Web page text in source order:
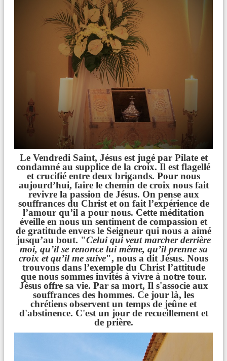
Le Vendredi Saint, Jésus est jugé par Pilate et
condamné au supplice de la croix. Il est flagellé
et crucifié entre deux brigands. Pour nous
aujourd’hui, faire le chemin de croix nous fait
revivre la passion de Jésus. On pense aux
souffrances du Christ et on fait l’expérience de
l’amour qu’il a pour nous. Cette méditation
éveille en nous un sentiment de compassion et
de gratitude envers le Seigneur qui nous a aimé
jusqu’au bout. "Celui qui veut marcher derrière
moi, qu’il se renonce lui même, qu’il prenne sa
croix et qu’il me suive", nous a dit Jésus. Nous
trouvons dans l’exemple du Christ l’attitude
que nous sommes invités à vivre à notre tour.
Jésus offre sa vie. Par sa mort, Il s'associe aux
souffrances des hommes. Ce jour là, les
chrétiens observent un temps de jeûne et
d'abstinence. C'est un jour de recueillement et
de prière.